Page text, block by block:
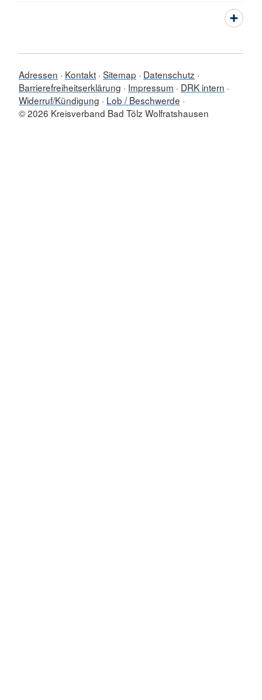
Adressen Kontakt Sitemap
Datenschutz
Barrierefreiheitserklärung
Impressum
DRK intern
Widerruf/Kündigung
Lob / Beschwerde
© 2026 Kreisverband Bad Tölz Wolfratshausen